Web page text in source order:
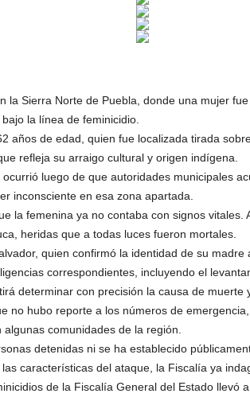
la Sierra Norte de Puebla, donde una mujer
la línea de feminicidio.
años de edad, quien fue localizada tirada
refleja su arraigo cultural y origen indígena.
luego de que autoridades municipales
inconsciente en esa zona apartada.
la femenina ya no contaba con signos
heridas que a todas luces fueron mortales.
quien confirmó la identidad de su madre
correspondientes, incluyendo el
determinar con precisión la causa de muerte
no hubo reporte a los números de
comunidades de la región.
detenidas ni se ha establecido
características del ataque, la Fiscalía ya
de la Fiscalía General del Estado llevó